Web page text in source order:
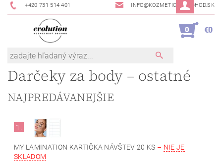
+420 731 514 401 INFO@KOZMETICKYOBCHOD.SK
0 €0
Darčeky za body – ostatné
NAJPREDÁVANEJŠIE
1.
MY LAMINATION KARTIČKA NÁVŠTEV 20 KS – NIE JE
SKLADOM